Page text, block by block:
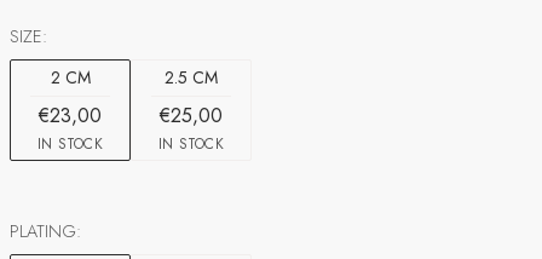
SIZE:
2 CM
€23,00
IN STOCK
2.5 CM
€25,00
IN STOCK
PLATING: